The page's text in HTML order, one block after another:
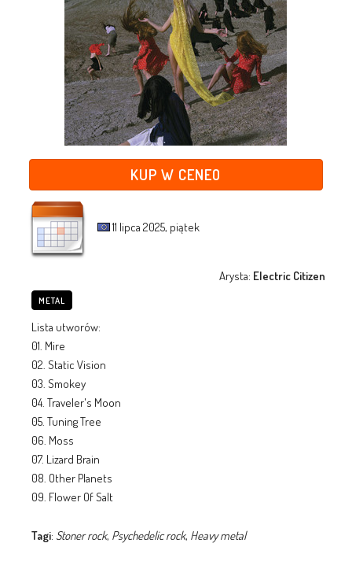
KUP W CENEO
11 lipca 2025, piątek
Arysta: Electric Citizen
METAL
Lista utworów:
01. Mire
02. Static Vision
03. Smokey
04. Traveler's Moon
05. Tuning Tree
06. Moss
07. Lizard Brain
08. Other Planets
09. Flower Of Salt
Tagi: Stoner rock, Psychedelic rock, Heavy metal